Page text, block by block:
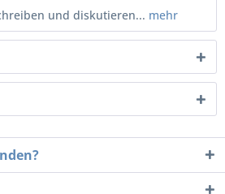
und diskutieren... mehr